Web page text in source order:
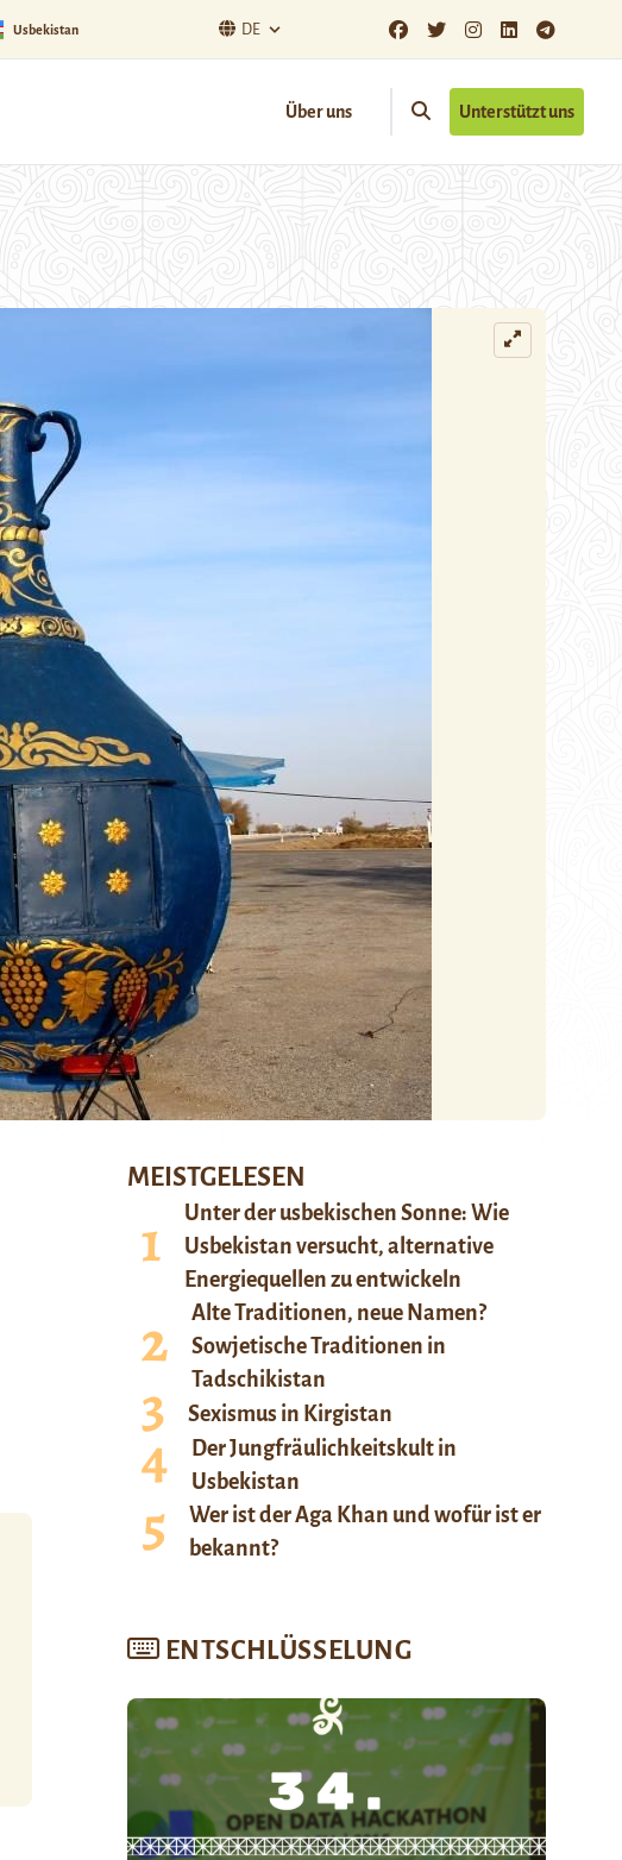
Usbekistan DE
Über uns Unterstützt uns
MEISTGELESEN
Unter der usbekischen Sonne: Wie
Usbekistan versucht, alternative
Energiequellen zu entwickeln
Alte Traditionen, neue Namen?
Sowjetische Traditionen in
Tadschikistan
Sexismus in Kirgistan
Der Jungfräulichkeitskult in
Usbekistan
Wer ist der Aga Khan und wofür ist er
bekannt?
ENTSCHLÜSSELUNG